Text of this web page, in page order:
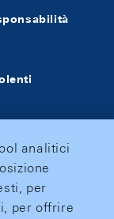
analitici
per
per offrire